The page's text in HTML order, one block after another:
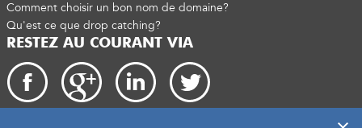
Comment choisir un bon nom de domaine?
Qu'est ce que drop catching?
RESTEZ AU COURANT VIA